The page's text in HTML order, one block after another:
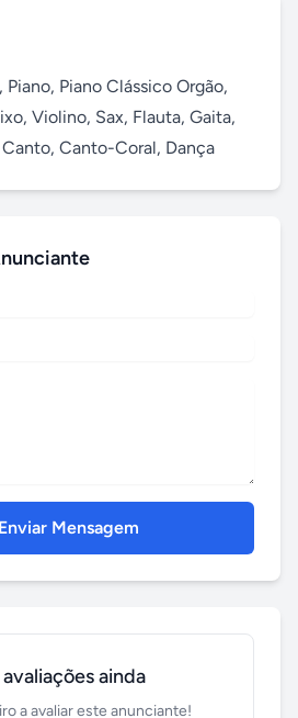
Piano Clássico Orgão,
Violino, Sax, Flauta, Gaita,
Canto, Canto-Coral, Dança
Enviar Mensagem
ainda
a avaliar este anunciante!